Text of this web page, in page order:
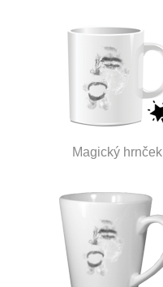
Magický hrnček